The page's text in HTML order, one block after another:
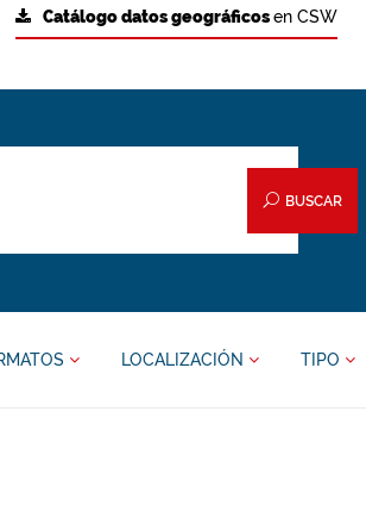
Catálogo datos geográficosen CSW
BUSCAR
LOCALIZACIÓN TIPO